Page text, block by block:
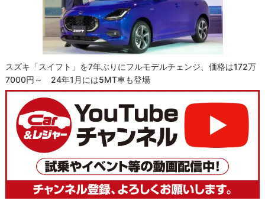
スズキ「スイフト」を7年ぶりにフルモデルチェンジ、価格は172万
7000円～ 24年1月には5MT車も登場